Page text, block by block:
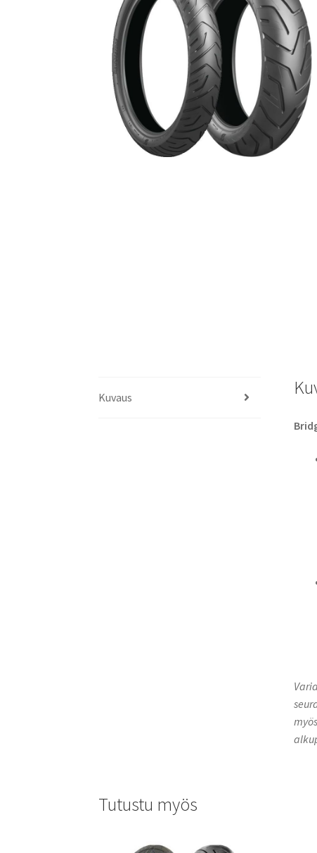
Kuvaus
Tutustu myös